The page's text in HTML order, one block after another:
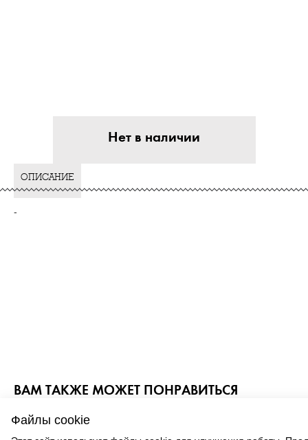
Нет в наличии
ОПИСАНИЕ
-
ВАМ ТАКЖЕ МОЖЕТ ПОНРАВИТЬСЯ
Файлы cookie